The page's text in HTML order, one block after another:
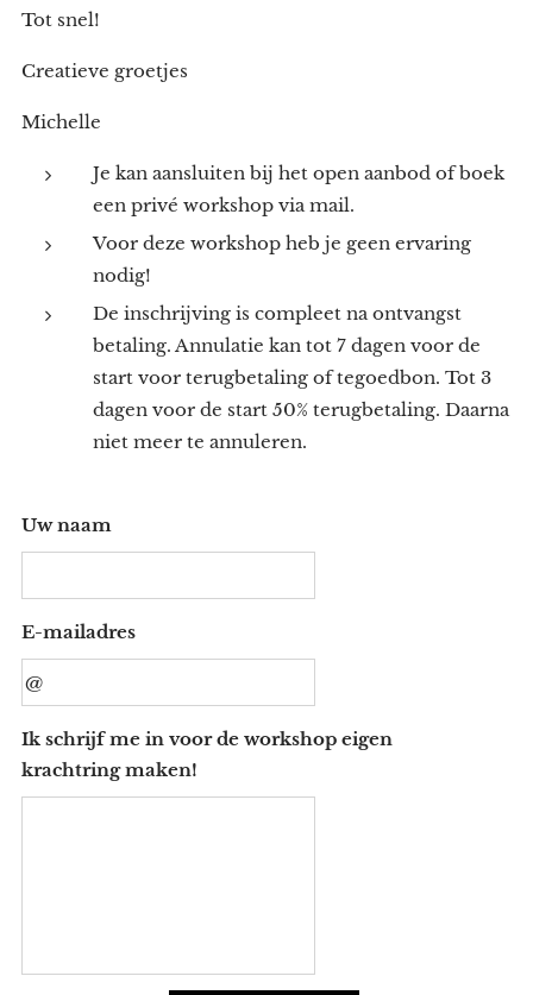
Tot snel!
Creatieve groetjes
Michelle
Je kan aansluiten bij het open aanbod of boek
een privé workshop via mail.
Voor deze workshop heb je geen ervaring
nodig!
De inschrijving is compleet na ontvangst
betaling. Annulatie kan tot 7 dagen voor de
start voor terugbetaling of tegoedbon. Tot 3
dagen voor de start 50% terugbetaling. Daarna
niet meer te annuleren.
Uw naam
E-mailadres
Ik schrijf me in voor de workshop eigen
krachtring maken!